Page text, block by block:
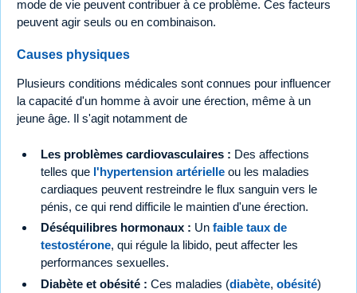
mode de vie peuvent contribuer à ce problème. Ces facteurs
peuvent agir seuls ou en combinaison.
Causes physiques
Plusieurs conditions médicales sont connues pour influencer
la capacité d'un homme à avoir une érection, même à un
jeune âge. Il s'agit notamment de
Les problèmes cardiovasculaires : Des affections
telles que l'hypertension artérielle ou les maladies
cardiaques peuvent restreindre le flux sanguin vers le
pénis, ce qui rend difficile le maintien d'une érection.
Déséquilibres hormonaux : Un faible taux de
testostérone, qui régule la libido, peut affecter les
performances sexuelles.
Diabète et obésité : Ces maladies (diabète, obésité)